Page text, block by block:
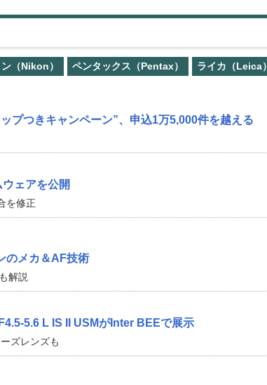
（Nikon） ペンタックス（Pentax） ライカ（Leica）
プつきキャンペーン”、申込1万5,000件を越える
ェアを公開
を修正
のメカ＆AF技術
解説
5.6 L IS II USMがInter BEEで展示
ズレンズも